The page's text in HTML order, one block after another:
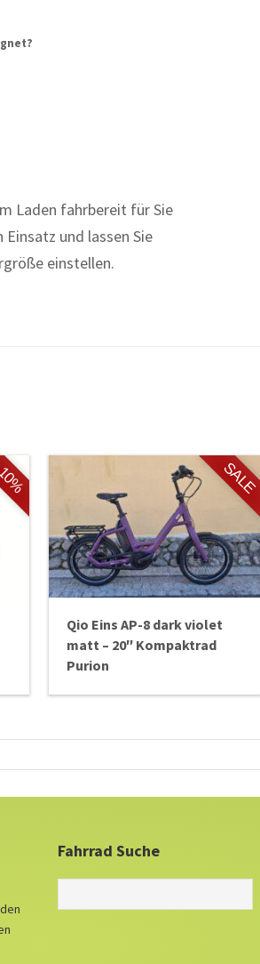
Laden fahrbereit für Sie
und lassen Sie
einstellen.
SALE
Qio Eins AP-8 dark violet
matt – 20″ Kompaktrad
Purion
Fahrrad Suche